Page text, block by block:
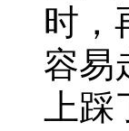
时，
容易
上踩